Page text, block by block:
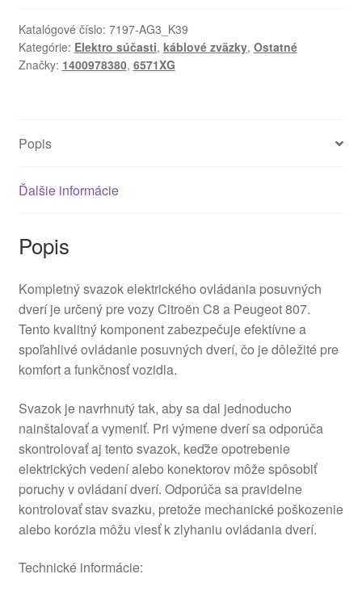
1400978380
6571XG
Katalógové číslo: 7197-AG3_K39
Kategórie: Elektro súčasti, káblové zväzky, Ostatné
Značky: 1400978380, 6571XG
Popis
Ďalšie informácie
Popis
Kompletný svazok elektrického ovládania posuvných
dverí je určený pre vozy Citroën C8 a Peugeot 807.
Tento kvalitný komponent zabezpečuje efektívne a
spoľahlivé ovládanie posuvných dverí, čo je dôležité pre
komfort a funkčnosť vozidla.
Svazok je navrhnutý tak, aby sa dal jednoducho
nainštalovať a vymeniť. Pri výmene dverí sa odporúča
skontrolovať aj tento svazok, keďže opotrebenie
elektrických vedení alebo konektorov môže spôsobiť
poruchy v ovládaní dverí. Odporúča sa pravidelne
kontrolovať stav svazku, pretože mechanické poškozenie
alebo korózia môžu viesť k zlyhaniu ovládania dverí.
Technické informácie: